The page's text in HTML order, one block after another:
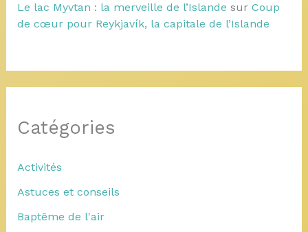
Le lac Myvtan : la merveille de l’Islande sur Coup
de cœur pour Reykjavík, la capitale de l’Islande
Catégories
Activités
Astuces et conseils
Baptême de l'air